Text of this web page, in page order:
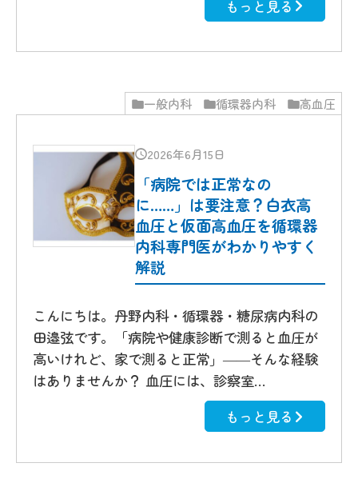
もっと見る
一般内科 循環器内科 高血圧
2026年6月15日
「病院では正常なの
に……」は要注意？白衣高
血圧と仮面高血圧を循環器
内科専門医がわかりやすく
解説
こんにちは。丹野内科・循環器・糖尿病内科の
田邉弦です。「病院や健康診断で測ると血圧が
高いけれど、家で測ると正常」――そんな経験
はありませんか？ 血圧には、診察室…
もっと見る